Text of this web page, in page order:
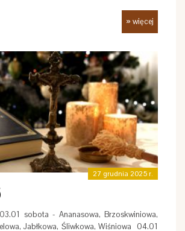
» więcej
27 grudnia 2025 r.
sobota - Ananasowa, Brzoskwiniowa,
Jabłkowa, Śliwkowa, Wiśniowa 04.01